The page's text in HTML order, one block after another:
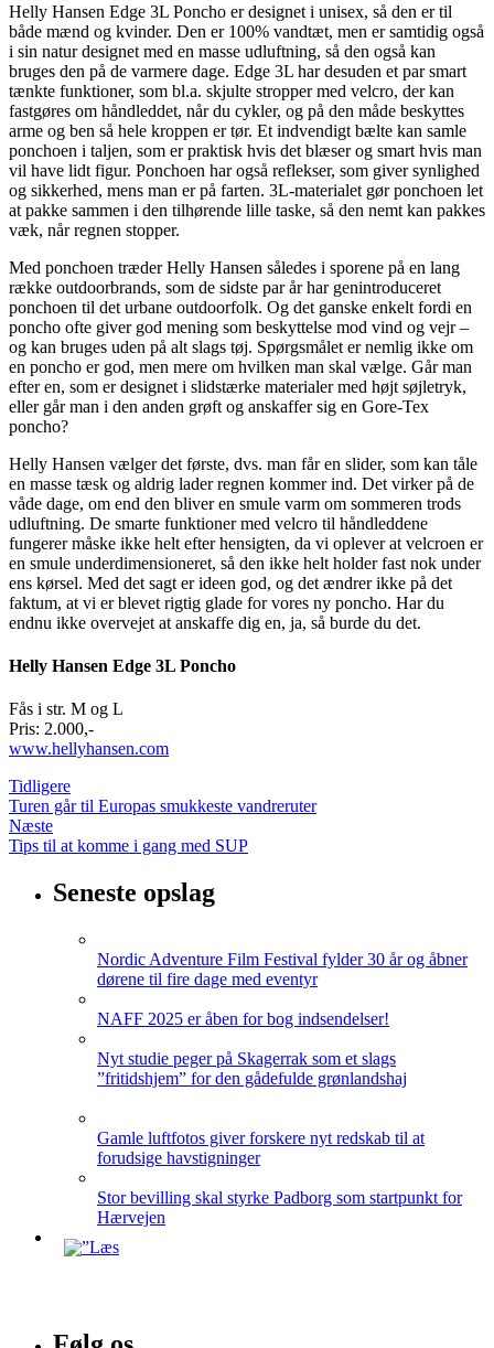
Helly Hansen Edge 3L Poncho er designet i unisex, så den er til
både mænd og kvinder. Den er 100% vandtæt, men er samtidig også
i sin natur designet med en masse udluftning, så den også kan
bruges den på de varmere dage. Edge 3L har desuden et par smart
tænkte funktioner, som bl.a. skjulte stropper med velcro, der kan
fastgøres om håndleddet, når du cykler, og på den måde beskyttes
arme og ben så hele kroppen er tør. Et indvendigt bælte kan samle
ponchoen i taljen, som er praktisk hvis det blæser og smart hvis man
vil have lidt figur. Ponchoen har også reflekser, som giver synlighed
og sikkerhed, mens man er på farten. 3L-materialet gør ponchoen let
at pakke sammen i den tilhørende lille taske, så den nemt kan pakkes
væk, når regnen stopper.
Med ponchoen træder Helly Hansen således i sporene på en lang
række outdoorbrands, som de sidste par år har genintroduceret
ponchoen til det urbane outdoorfolk. Og det ganske enkelt fordi en
poncho ofte giver god mening som beskyttelse mod vind og vejr –
og kan bruges uden på alt slags tøj. Spørgsmålet er nemlig ikke om
en poncho er god, men mere om hvilken man skal vælge. Går man
efter en, som er designet i slidstærke materialer med højt søjletryk,
eller går man i den anden grøft og anskaffer sig en Gore-Tex
poncho?
Helly Hansen vælger det første, dvs. man får en slider, som kan tåle
en masse tæsk og aldrig lader regnen kommer ind. Det virker på de
våde dage, om end den bliver en smule varm om sommeren trods
udluftning. De smarte funktioner med velcro til håndleddene
fungerer måske ikke helt efter hensigten, da vi oplever at velcroen er
en smule underdimensioneret, så den ikke helt holder fast nok under
ens kørsel. Med det sagt er ideen god, og det ændrer ikke på det
faktum, at vi er blevet rigtig glade for vores ny poncho. Har du
endnu ikke overvejet at anskaffe dig en, ja, så burde du det.
Helly Hansen Edge 3L Poncho
Fås i str. M og L
Pris: 2.000,-
www.hellyhansen.com
Tidligere
Turen går til Europas smukkeste vandreruter
Næste
Tips til at komme i gang med SUP
Seneste opslag
Nordic Adventure Film Festival fylder 30 år og åbner
dørene til fire dage med eventyr
NAFF 2025 er åben for bog indsendelser!
Nyt studie peger på Skagerrak som et slags
”fritidshjem” for den gådefulde grønlandshaj
Gamle luftfotos giver forskere nyt redskab til at
forudsige havstigninger
Stor bevilling skal styrke Padborg som startpunkt for
Hærvejen